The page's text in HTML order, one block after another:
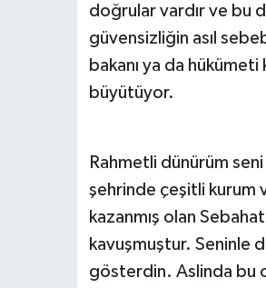
doğrular vardır ve bu
güvensizliğin asıl
bakanı ya da
büyütüyor.
Rahmetli dünürüm
şehrinde çeşitli kurum
kazanmış olan
kavuşmuştur. Seninle
gösterdin. Aslinda bu